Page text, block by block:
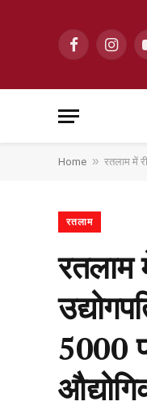
Facebook
Home » रतलाम में
रतलाम
रतलाम
5000